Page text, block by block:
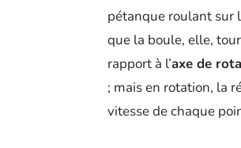
pétanque roulant sur
que la boule, elle,
rapport à l’axe de
; mais en rotation, la
vitesse de chaque